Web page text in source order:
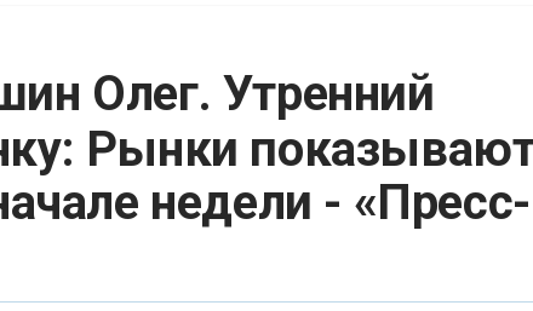
Олег. Утренний
Рынки
недели - «Пресс-